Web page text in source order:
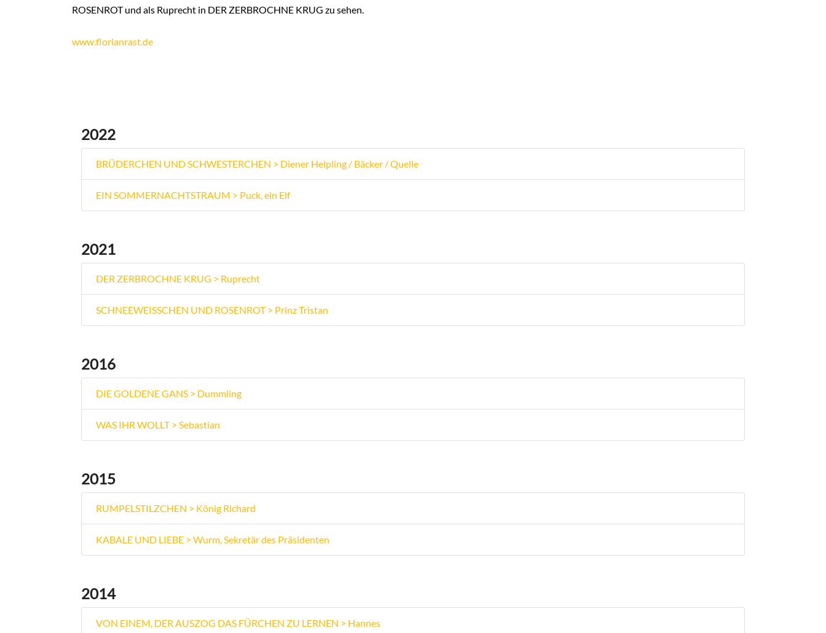
ROSENROT und als Ruprecht in DER ZERBROCHNE KRUG zu sehen.
www.florianrast.de
2022
BRÜDERCHEN UND SCHWESTERCHEN > Diener Helpling / Bäcker / Quelle
EIN SOMMERNACHTSTRAUM > Puck, ein Elf
2021
DER ZERBROCHNE KRUG > Ruprecht
SCHNEEWEISSCHEN UND ROSENROT > Prinz Tristan
2016
DIE GOLDENE GANS > Dummling
WAS IHR WOLLT > Sebastian
2015
RUMPELSTILZCHEN > König Richard
KABALE UND LIEBE > Wurm, Sekretär des Präsidenten
2014
VON EINEM, DER AUSZOG DAS FÜRCHEN ZU LERNEN > Hannes